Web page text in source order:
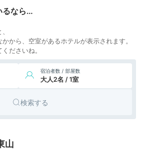
るなら…
から、空室があるホテルが表示されます。
ださいね。
宿泊者数 / 部屋数
大人2名 / 1室
検索する
山